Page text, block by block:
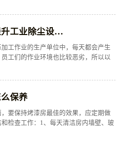
工业除尘设…
工作业的生产单位中，每天都会产生
工们的作业环境也比较恶劣，所以以
保养
要保持烤漆房最佳的效果，应定期做
检查工作：1、每天清洁房内墙壁、玻